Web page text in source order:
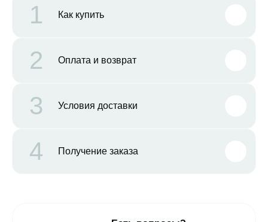
1 Как купить
2 Оплата и возврат
3 Условия доставки
4 Получение заказа